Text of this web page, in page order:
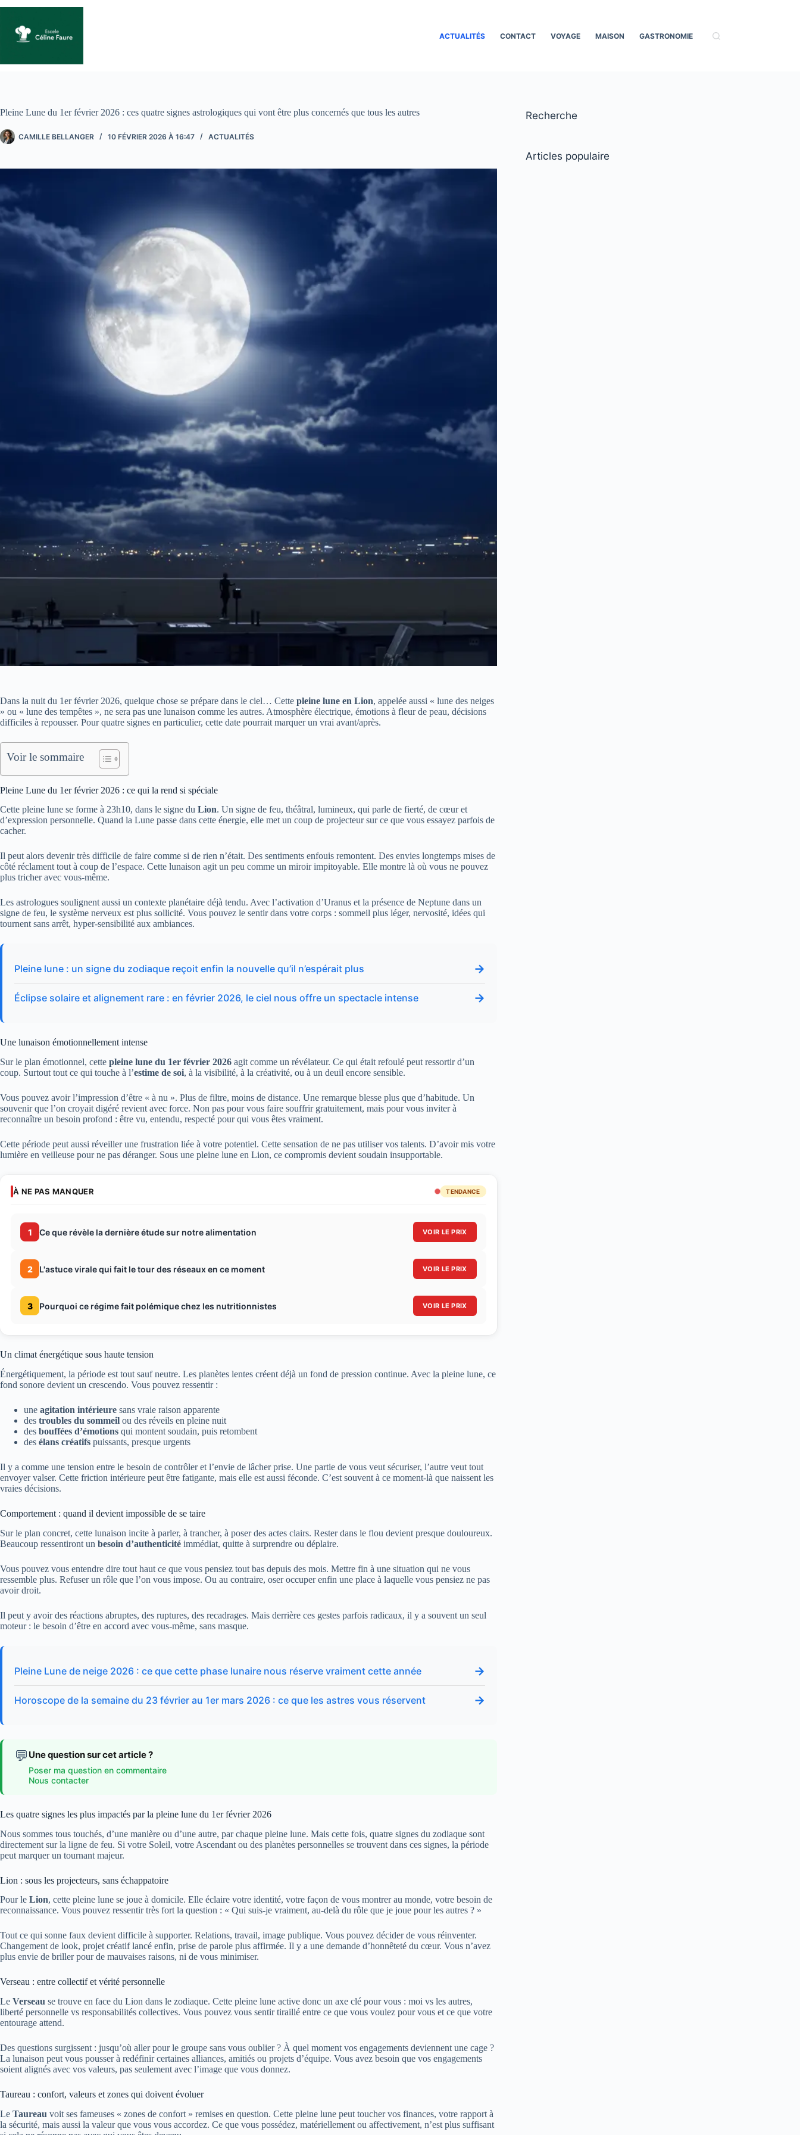
contenu
ACTUALITÉS CONTACT VOYAGE MAISON GASTRONOMIE
Pleine Lune du 1er février 2026 : ces quatre signes astrologiques qui vont être plus concernés que tous les autres
CAMILLE BELLANGER 10 FÉVRIER 2026 À 16:47 ACTUALITÉS
Dans la nuit du 1er février 2026, quelque chose se prépare dans le ciel… Cette pleine lune en Lion, appelée aussi « lune des neiges
» ou « lune des tempêtes », ne sera pas une lunaison comme les autres. Atmosphère électrique, émotions à fleur de peau, décisions
difficiles à repousser. Pour quatre signes en particulier, cette date pourrait marquer un vrai avant/après.
Voir le sommaire
Pleine Lune du 1er février 2026 : ce qui la rend si spéciale
Cette pleine lune se forme à 23h10, dans le signe du Lion. Un signe de feu, théâtral, lumineux, qui parle de fierté, de cœur et
d’expression personnelle. Quand la Lune passe dans cette énergie, elle met un coup de projecteur sur ce que vous essayez parfois de
cacher.
Il peut alors devenir très difficile de faire comme si de rien n’était. Des sentiments enfouis remontent. Des envies longtemps mises de
côté réclament tout à coup de l’espace. Cette lunaison agit un peu comme un miroir impitoyable. Elle montre là où vous ne pouvez
plus tricher avec vous-même.
Les astrologues soulignent aussi un contexte planétaire déjà tendu. Avec l’activation d’Uranus et la présence de Neptune dans un
signe de feu, le système nerveux est plus sollicité. Vous pouvez le sentir dans votre corps : sommeil plus léger, nervosité, idées qui
tournent sans arrêt, hyper-sensibilité aux ambiances.
Pleine lune : un signe du zodiaque reçoit enfin la nouvelle qu’il n’espérait plus →
Éclipse solaire et alignement rare : en février 2026, le ciel nous offre un spectacle intense →
Une lunaison émotionnellement intense
Sur le plan émotionnel, cette pleine lune du 1er février 2026 agit comme un révélateur. Ce qui était refoulé peut ressortir d’un
coup. Surtout tout ce qui touche à l’estime de soi, à la visibilité, à la créativité, ou à un deuil encore sensible.
Vous pouvez avoir l’impression d’être « à nu ». Plus de filtre, moins de distance. Une remarque blesse plus que d’habitude. Un
souvenir que l’on croyait digéré revient avec force. Non pas pour vous faire souffrir gratuitement, mais pour vous inviter à
reconnaître un besoin profond : être vu, entendu, respecté pour qui vous êtes vraiment.
Cette période peut aussi réveiller une frustration liée à votre potentiel. Cette sensation de ne pas utiliser vos talents. D’avoir mis votre
lumière en veilleuse pour ne pas déranger. Sous une pleine lune en Lion, ce compromis devient soudain insupportable.
À NE PAS MANQUER TENDANCE
1 Ce que révèle la dernière étude sur notre alimentation VOIR LE PRIX
2 L'astuce virale qui fait le tour des réseaux en ce moment VOIR LE PRIX
3 Pourquoi ce régime fait polémique chez les nutritionnistes VOIR LE PRIX
Un climat énergétique sous haute tension
Énergétiquement, la période est tout sauf neutre. Les planètes lentes créent déjà un fond de pression continue. Avec la pleine lune, ce
fond sonore devient un crescendo. Vous pouvez ressentir :
une agitation intérieure sans vraie raison apparente
des troubles du sommeil ou des réveils en pleine nuit
des bouffées d’émotions qui montent soudain, puis retombent
des élans créatifs puissants, presque urgents
Il y a comme une tension entre le besoin de contrôler et l’envie de lâcher prise. Une partie de vous veut sécuriser, l’autre veut tout
envoyer valser. Cette friction intérieure peut être fatigante, mais elle est aussi féconde. C’est souvent à ce moment-là que naissent les
vraies décisions.
Comportement : quand il devient impossible de se taire
Sur le plan concret, cette lunaison incite à parler, à trancher, à poser des actes clairs. Rester dans le flou devient presque douloureux.
Beaucoup ressentiront un besoin d’authenticité immédiat, quitte à surprendre ou déplaire.
Vous pouvez vous entendre dire tout haut ce que vous pensiez tout bas depuis des mois. Mettre fin à une situation qui ne vous
ressemble plus. Refuser un rôle que l’on vous impose. Ou au contraire, oser occuper enfin une place à laquelle vous pensiez ne pas
avoir droit.
Il peut y avoir des réactions abruptes, des ruptures, des recadrages. Mais derrière ces gestes parfois radicaux, il y a souvent un seul
moteur : le besoin d’être en accord avec vous-même, sans masque.
Pleine Lune de neige 2026 : ce que cette phase lunaire nous réserve vraiment cette année →
Horoscope de la semaine du 23 février au 1er mars 2026 : ce que les astres vous réservent →
💬 Une question sur cet article ?
Poser ma question en commentaire
Nous contacter
Les quatre signes les plus impactés par la pleine lune du 1er février 2026
Nous sommes tous touchés, d’une manière ou d’une autre, par chaque pleine lune. Mais cette fois, quatre signes du zodiaque sont
directement sur la ligne de feu. Si votre Soleil, votre Ascendant ou des planètes personnelles se trouvent dans ces signes, la période
peut marquer un tournant majeur.
Lion : sous les projecteurs, sans échappatoire
Pour le Lion, cette pleine lune se joue à domicile. Elle éclaire votre identité, votre façon de vous montrer au monde, votre besoin de
reconnaissance. Vous pouvez ressentir très fort la question : « Qui suis-je vraiment, au-delà du rôle que je joue pour les autres ? »
Tout ce qui sonne faux devient difficile à supporter. Relations, travail, image publique. Vous pouvez décider de vous réinventer.
Changement de look, projet créatif lancé enfin, prise de parole plus affirmée. Il y a une demande d’honnêteté du cœur. Vous n’avez
plus envie de briller pour de mauvaises raisons, ni de vous minimiser.
Verseau : entre collectif et vérité personnelle
Le Verseau se trouve en face du Lion dans le zodiaque. Cette pleine lune active donc un axe clé pour vous : moi vs les autres,
liberté personnelle vs responsabilités collectives. Vous pouvez vous sentir tiraillé entre ce que vous voulez pour vous et ce que votre
entourage attend.
Des questions surgissent : jusqu’où aller pour le groupe sans vous oublier ? À quel moment vos engagements deviennent une cage ?
La lunaison peut vous pousser à redéfinir certaines alliances, amitiés ou projets d’équipe. Vous avez besoin que vos engagements
soient alignés avec vos valeurs, pas seulement avec l’image que vous donnez.
Taureau : confort, valeurs et zones qui doivent évoluer
Le Taureau voit ses fameuses « zones de confort » remises en question. Cette pleine lune peut toucher vos finances, votre rapport à
la sécurité, mais aussi la valeur que vous vous accordez. Ce que vous possédez, matériellement ou affectivement, n’est plus suffisant
Recherche
Articles populaire